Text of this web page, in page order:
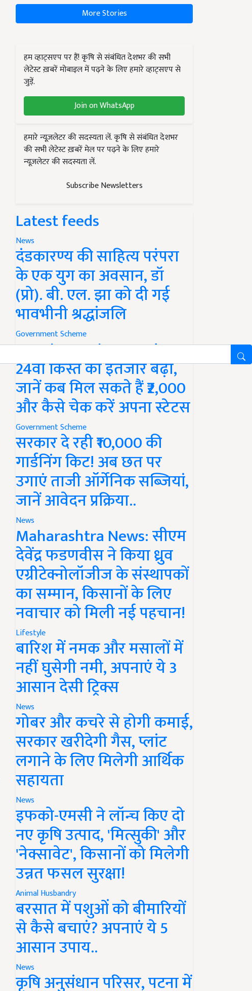
More Stories
हम व्हाट्सएप पर हैं! कृषि से संबंधित देशभर की सभी
लेटेस्ट ख़बरें मोबाइल में पढ़ने के लिए हमारे व्हाट्सएप से
जुड़ें.
Join on WhatsApp
हमारे न्यूज़लेटर की सदस्यता लें. कृषि से संबंधित देशभर
की सभी लेटेस्ट ख़बरें मेल पर पढ़ने के लिए हमारे
न्यूज़लेटर की सदस्यता लें.
Subscribe Newsletters
Latest feeds
News
दंडकारण्य की साहित्य परंपरा
के एक युग का अवसान, डॉ
(प्रो). बी. एल. झा को दी गई
भावभीनी श्रद्धांजलि
Government Scheme
PM Kisan Yojana Update:
24वीं किस्त का इंतजार बढ़ा,
जानें कब मिल सकते हैं ₹2,000
और कैसे चेक करें अपना स्टेटस
Government Scheme
सरकार दे रही ₹10,000 की
गार्डनिंग किट! अब छत पर
उगाएं ताजी ऑर्गेनिक सब्जियां,
जानें आवेदन प्रक्रिया..
News
Maharashtra News: सीएम
देवेंद्र फडणवीस ने किया ध्रुव
एग्रीटेक्नोलॉजीज के संस्थापकों
का सम्मान, किसानों के लिए
नवाचार को मिली नई पहचान!
Lifestyle
बारिश में नमक और मसालों में
नहीं घुसेगी नमी, अपनाएं ये 3
आसान देसी ट्रिक्स
News
गोबर और कचरे से होगी कमाई,
सरकार खरीदेगी गैस, प्लांट
लगाने के लिए मिलेगी आर्थिक
सहायता
News
इफको-एमसी ने लॉन्च किए दो
नए कृषि उत्पाद, 'मित्सुकी' और
'नेक्सावेट', किसानों को मिलेगी
उन्नत फसल सुरक्षा!
Animal Husbandry
बरसात में पशुओं को बीमारियों
से कैसे बचाएं? अपनाएं ये 5
आसान उपाय..
News
कृषि अनुसंधान परिसर, पटना में